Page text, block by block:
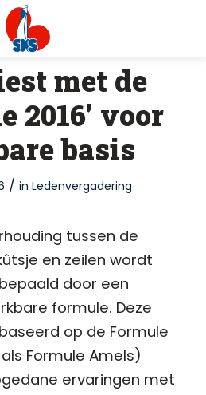
met de
2016’ voor
basis
/ in Ledenvergadering
tussen de
en zeilen wordt
door een
formule. Deze
op de Formule
Formule Amels)
ervaringen met